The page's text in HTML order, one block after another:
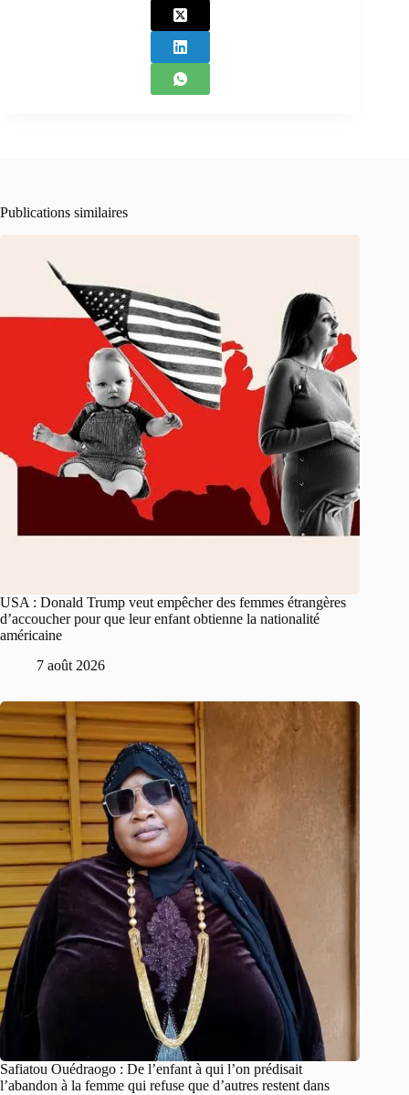
Publications similaires
USA : Donald Trump veut empêcher des femmes étrangères
d’accoucher pour que leur enfant obtienne la nationalité
américaine
7 août 2026
Safiatou Ouédraogo : De l’enfant à qui l’on prédisait
l’abandon à la femme qui refuse que d’autres restent dans